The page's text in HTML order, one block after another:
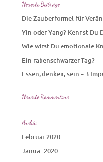
Neueste Beiträge
Die Zauberformel für
Yin oder Yang? Kennst Du
Wie wirst Du emotionale
Ein rabenschwarzer Tag?
Essen, denken, sein – 3
Neueste Kommentare
Archiv
Februar 2020
Januar 2020